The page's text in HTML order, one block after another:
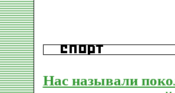
Нас называли